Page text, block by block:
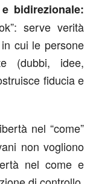
bidirezionale:
serve verità
cui le persone
(dubbi, idee,
fiducia e
nel “come”
non vogliono
nel come e